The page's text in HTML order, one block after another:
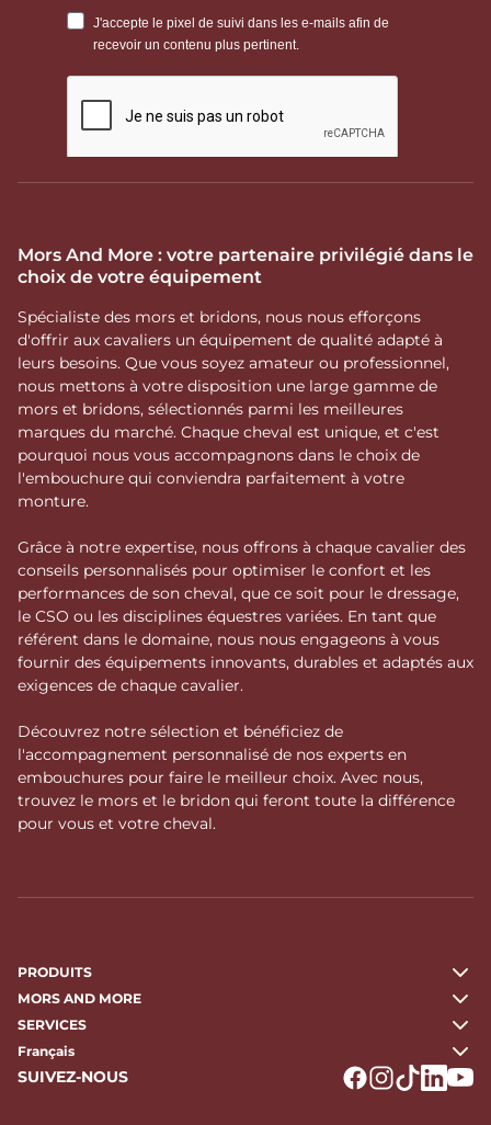
Mors And More : votre partenaire privilégié dans le
choix de votre équipement
Spécialiste des mors et bridons, nous nous efforçons
d'offrir aux cavaliers un équipement de qualité adapté à
leurs besoins. Que vous soyez amateur ou professionnel,
nous mettons à votre disposition une large gamme de
mors et bridons, sélectionnés parmi les meilleures
marques du marché. Chaque cheval est unique, et c'est
pourquoi nous vous accompagnons dans le choix de
l'embouchure qui conviendra parfaitement à votre
monture.
Grâce à notre expertise, nous offrons à chaque cavalier des
conseils personnalisés pour optimiser le confort et les
performances de son cheval, que ce soit pour le dressage,
le CSO ou les disciplines équestres variées. En tant que
référent dans le domaine, nous nous engageons à vous
fournir des équipements innovants, durables et adaptés aux
exigences de chaque cavalier.
Découvrez notre sélection et bénéficiez de
l'accompagnement personnalisé de nos experts en
embouchures pour faire le meilleur choix. Avec nous,
trouvez le mors et le bridon qui feront toute la différence
pour vous et votre cheval.
PRODUITS
MORS AND MORE
SERVICES
Français
SUIVEZ-NOUS